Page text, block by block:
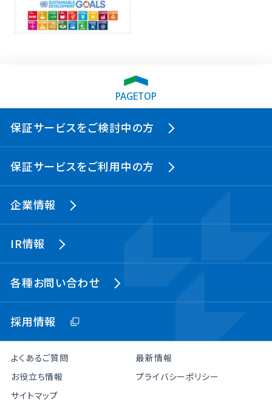
PAGETOP
保証サービスをご検討中の方
保証サービスをご利用中の方
企業情報
IR情報
各種お問い合わせ
採用情報
よくあるご質問
最新情報
お役立ち情報
プライバシーポリシー
サイトマップ